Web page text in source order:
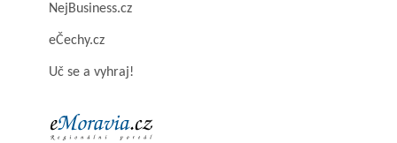
NejBusiness.cz
eČechy.cz
Uč se a vyhraj!